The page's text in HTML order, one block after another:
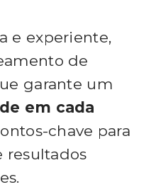
e experiente,
de
garante um
em cada
chave para
resultados